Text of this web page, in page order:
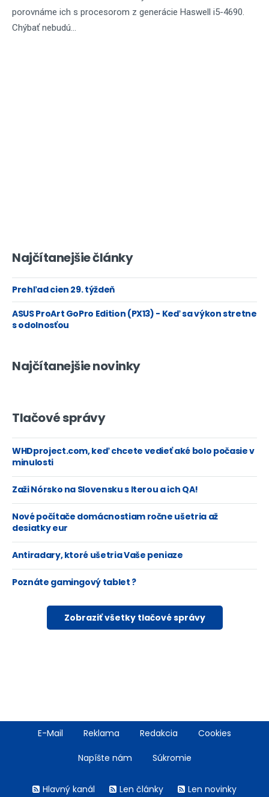
porovnáme ich s procesorom z generácie Haswell i5-4690.
Chýbať nebudú...
Najčítanejšie články
Prehľad cien 29. týždeň
ASUS ProArt GoPro Edition (PX13) - Keď sa výkon stretne
s odolnosťou
Najčítanejšie novinky
Tlačové správy
WHDproject.com, keď chcete vedieť aké bolo počasie v
minulosti
Zaži Nórsko na Slovensku s Iterou a ich QA!
Nové počítače domácnostiam ročne ušetria až
desiatky eur
Antiradary, ktoré ušetria Vaše peniaze
Poznáte gamingový tablet ?
Zobraziť všetky tlačové správy
FooterE-Mail Reklama Redakcia Cookies
Napíšte nám Súkromie
Hlavný kanál Len články Len novinky